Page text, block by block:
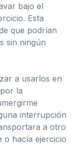
bajo el
Esta
que podrían
sin ningún
a usarlos en
la
interrupción
a otro
o hacía ejercicio